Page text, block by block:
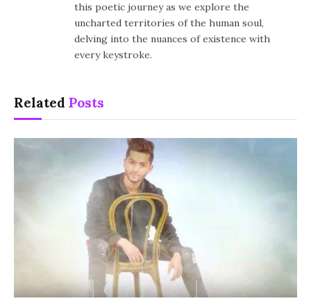
this poetic journey as we explore the
uncharted territories of the human soul,
delving into the nuances of existence with
every keystroke.
Related Posts